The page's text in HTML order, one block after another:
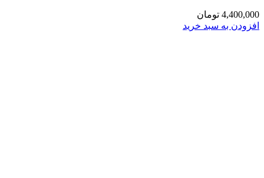
4,400,000 تومان
افزودن به سبد خرید